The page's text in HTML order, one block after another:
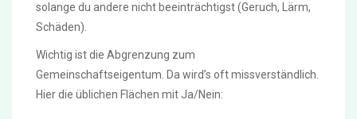
solange du andere nicht beeinträchtigst (Geruch, Lärm,
Schäden).
Wichtig ist die Abgrenzung zum
Gemeinschaftseigentum. Da wird’s oft missverständlich.
Hier die üblichen Flächen mit Ja/Nein: